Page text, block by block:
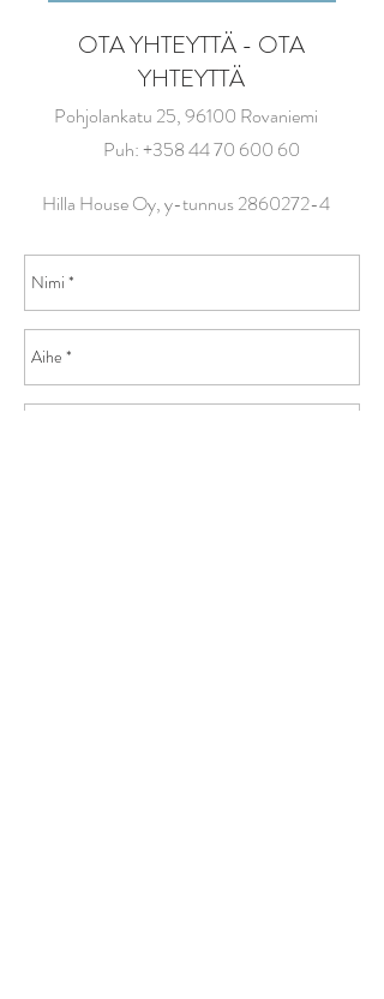
OTA YHTEYTTÄ - OTA
YHTEYTTÄ
Pohjolankatu 25, 96100 Rovaniemi
Puh:+358 44 70 600 60
Hilla House Oy, y-tunnus2860272-4